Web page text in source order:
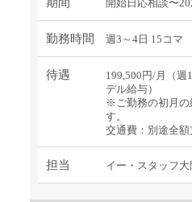
開始日応相談〜
勤務時間 週3～4日 15コマ
待遇
199,500円/月（週
デル給与）
※ご勤務の初月の
す。
交通費：別途全額
担当 イー・スタッフ